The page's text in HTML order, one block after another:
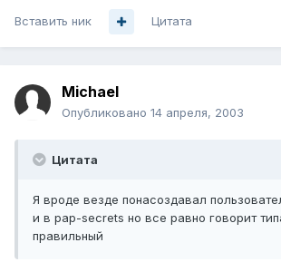
Вставить ник Цитата
Michael
Опубликовано 14 апреля, 2003
Цитата
Я вроде везде понасоздавал
и в pap-secrets но все равно говорит
правильный